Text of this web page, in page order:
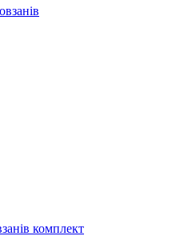
комплект